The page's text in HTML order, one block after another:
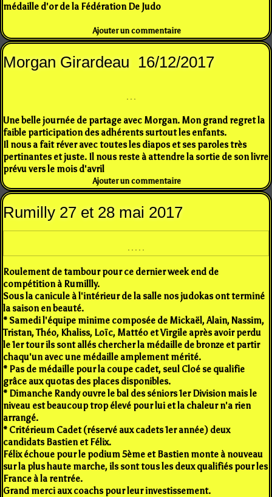
médaille d'or de la Fédération De Judo
Ajouter un commentaire
Morgan Girardeau 16/12/2017
Une belle journée de partage avec Morgan. Mon grand regret la
faible participation des adhérents surtout les enfants.
Il nous a fait réver avec toutes les diapos et ses paroles très
pertinantes et juste. Il nous reste à attendre la sortie de son livre
prévu vers le mois d'avril
Ajouter un commentaire
Rumilly 27 et 28 mai 2017
Roulement de tambour pour ce dernier week end de
compétition à Rumillly.
Sous la canicule à l'intérieur de la salle nos judokas ont terminé
la saison en beauté.
* Samedi l'équipe minime composée de Mickaël, Alain, Nassim,
Tristan, Théo, Khaliss, Loïc, Mattéo et Virgile après avoir perdu
le 1er tour ils sont allés chercher la médaille de bronze et partir
chaqu'un avec une médaille amplement mérité.
* Pas de médaille pour la coupe cadet, seul Cloé se qualifie
grâce aux quotas des places disponibles.
* Dimanche Randy ouvre le bal des séniors 1er Division mais le
niveau est beaucoup trop élevé pour lui et la chaleur n'a rien
arrangé.
* Critérieum Cadet (réservé aux cadets 1er année) deux
candidats Bastien et Félix.
Félix échoue pour le podium 5ème et Bastien monte à nouveau
sur la plus haute marche, ils sont tous les deux qualifiés pour les
France à la rentrée.
Grand merci aux coachs pour leur investissement.